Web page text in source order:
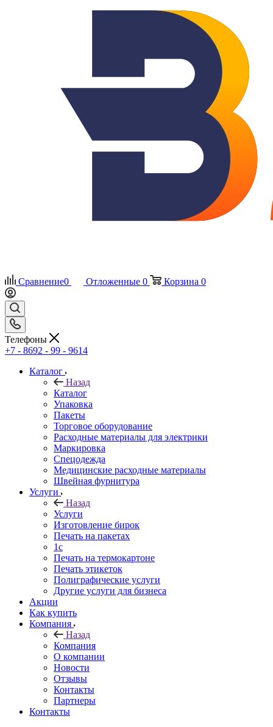
Сравнение0 Отложенные 0 Корзина 0
Телефоны
+7 - 8692 - 99 - 9614
Каталог
Назад
Каталог
Упаковка
Пакеты
Торговое оборудование
Расходные материалы для электрики
Маркировка
Спецодежда
Медицинские расходные материалы
Швейная фурнитура
Услуги
Назад
Услуги
Изготовление бирок
Печать на пакетах
1c
Печать на термокартоне
Печать этикеток
Полиграфические услуги
Другие услуги для бизнеса
Акции
Как купить
Компания
Назад
Компания
О компании
Новости
Отзывы
Контакты
Партнеры
Контакты